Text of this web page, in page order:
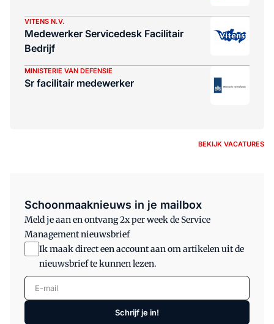
VITENS N.V.
Medewerker Servicedesk Facilitair
Bedrijf
MINISTERIE VAN DEFENSIE
Sr facilitair medewerker
BEKIJK VACATURES
Schoonmaaknieuws in je mailbox
Meld je aan en ontvang 2x per week de Service
Management nieuwsbrief
Ik maak direct een account aan om artikelen uit de
nieuwsbrief te kunnen lezen.
E-mail
Schrijf je in!